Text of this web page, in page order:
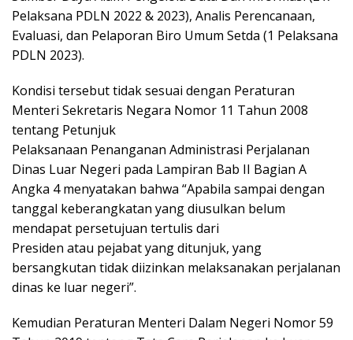
Pelaksana PDLN 2022 & 2023), Analis Perencanaan,
Evaluasi, dan Pelaporan Biro Umum Setda (1 Pelaksana
PDLN 2023).
Kondisi tersebut tidak sesuai dengan Peraturan
Menteri Sekretaris Negara Nomor 11 Tahun 2008
tentang Petunjuk
Pelaksanaan Penanganan Administrasi Perjalanan
Dinas Luar Negeri pada Lampiran Bab II Bagian A
Angka 4 menyatakan bahwa “Apabila sampai dengan
tanggal keberangkatan yang diusulkan belum
mendapat persetujuan tertulis dari
Presiden atau pejabat yang ditunjuk, yang
bersangkutan tidak diizinkan melaksanakan perjalanan
dinas ke luar negeri”.
Kemudian Peraturan Menteri Dalam Negeri Nomor 59